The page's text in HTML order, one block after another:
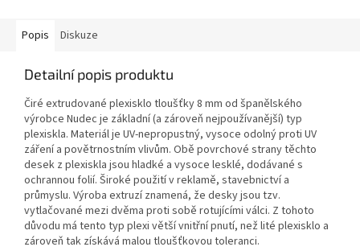
Popis Diskuze
Detailní popis produktu
Čiré extrudované plexisklo tloušťky 8 mm od španělského
výrobce Nudec je základní (a zároveň nejpoužívanější) typ
plexiskla. Materiál je UV-nepropustný, vysoce odolný proti UV
záření a povětrnostním vlivům. Obě povrchové strany těchto
desek z plexiskla jsou hladké a vysoce lesklé, dodávané s
ochrannou folií. Široké použití v reklamě, stavebnictví a
průmyslu. Výroba extruzí znamená, že desky jsou tzv.
vytlačované mezi dvěma proti sobě rotujícími válci. Z tohoto
důvodu má tento typ plexi větší vnitřní pnutí, než lité plexisklo a
zároveň tak získává malou tloušťkovou toleranci.